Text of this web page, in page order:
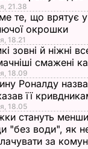
21.38
те, що врятує
окрошки
18.21
зовні й ніжні
смажені
18.09
Роналду
її
18.05
стануть
"без води", як
за